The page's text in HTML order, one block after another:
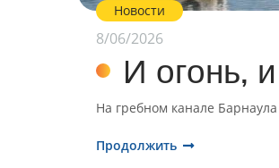
Новости
8/06/2026
И огонь,
На гребном канале
Продолжить